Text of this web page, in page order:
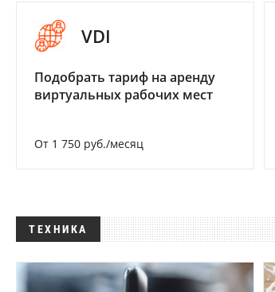
VDI
Подобрать тариф на аренду
виртуальных рабочих мест
От 1 750 руб./месяц
ТЕХНИКА